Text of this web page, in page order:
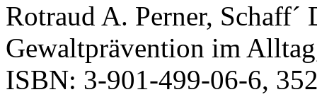
Rotraud A. Perner, Schaff´
Gewaltprävention im
ISBN: 3-901-499-06-6,